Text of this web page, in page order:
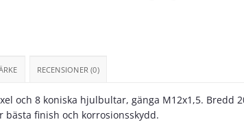
RECENSIONER (0)
och 8 koniska hjulbultar, gänga M12x1,5. Bredd
finish och korrosionsskydd.